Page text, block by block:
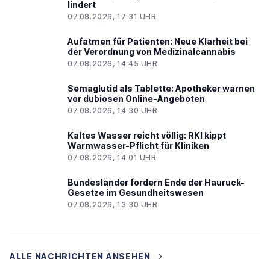
lindert
07.08.2026, 17:31 UHR
Aufatmen für Patienten: Neue Klarheit bei
der Verordnung von Medizinalcannabis
07.08.2026, 14:45 UHR
Semaglutid als Tablette: Apotheker warnen
vor dubiosen Online-Angeboten
07.08.2026, 14:30 UHR
Kaltes Wasser reicht völlig: RKI kippt
Warmwasser-Pflicht für Kliniken
07.08.2026, 14:01 UHR
Bundesländer fordern Ende der Hauruck-
Gesetze im Gesundheitswesen
07.08.2026, 13:30 UHR
ALLE NACHRICHTEN ANSEHEN